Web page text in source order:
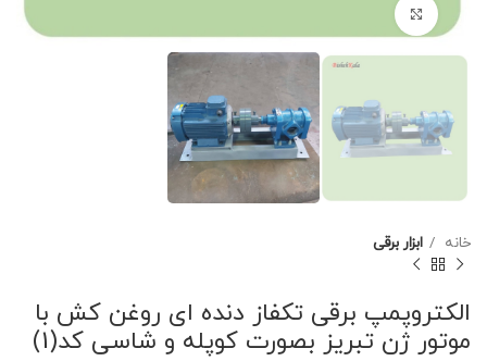
خانه ابزار برقی
الکتروپمپ برقی تکفاز دنده ای روغن کش با
موتور ژن تبریز بصورت کوپله و شاسی کد(1)